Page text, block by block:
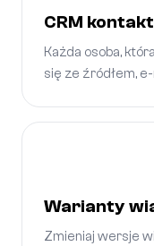
CRM
Każda osoba,
się ze źródłem,
Warianty
Zmieniaj wersje